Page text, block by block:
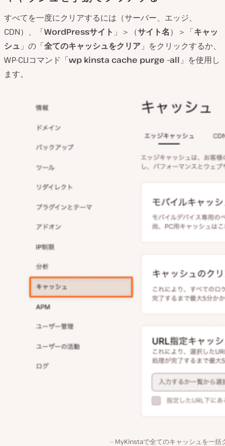
すべてを一度にクリアするには（サーバー、エッジ、
CDN）、「WordPressサイト 」＞（サイト名）＞「キャッ
シュ 」の「全てのキャッシュをクリア 」をクリックするか、
WP-CLIコマンド「wp kinsta cache purge –all 」を使用し
ます。
MyKinstaで全てのキャッシュを一括